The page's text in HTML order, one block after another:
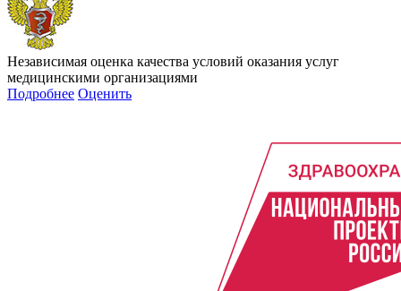
Независимая оценка качества условий оказания услуг
медицинскими организациями
Подробнее Оценить